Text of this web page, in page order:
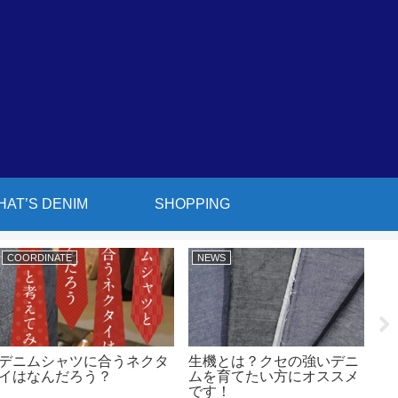
DENIM SHOPPING
COORDINATE
ニムシャツに合うネクタ
はなんだろう？
NEWS
生機とは？クセの強いデニ
ムを育てたい方にオススメ
です！